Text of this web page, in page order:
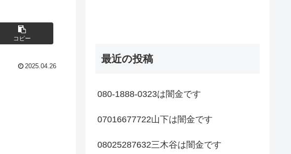
コピー
2025.04.26
最近の投稿
080-1888-0323は闇金です
07016677722山下は闇金です
08025287632三木谷は闇金です